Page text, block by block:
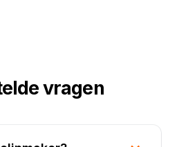
vragen